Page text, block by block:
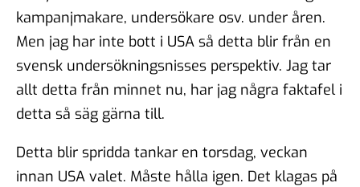
kampanjmakare, undersökare osv. under åren.
Men jag har inte bott i USA så detta blir från en
svensk undersökningsnisses perspektiv. Jag tar
allt detta från minnet nu, har jag några faktafel i
detta så säg gärna till.
Detta blir spridda tankar en torsdag, veckan
innan USA valet. Måste hålla igen. Det klagas på